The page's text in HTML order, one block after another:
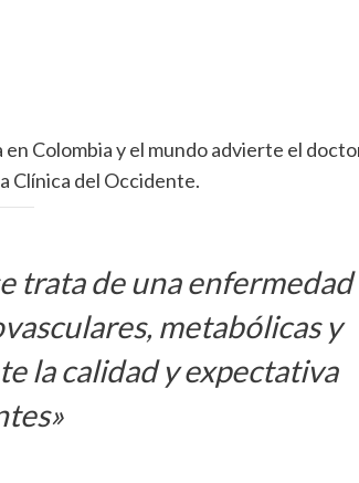
en Colombia y el mundo advierte el
Clínica del Occidente.
trata de una enfermedad
metabólicas y
la calidad y expectativa